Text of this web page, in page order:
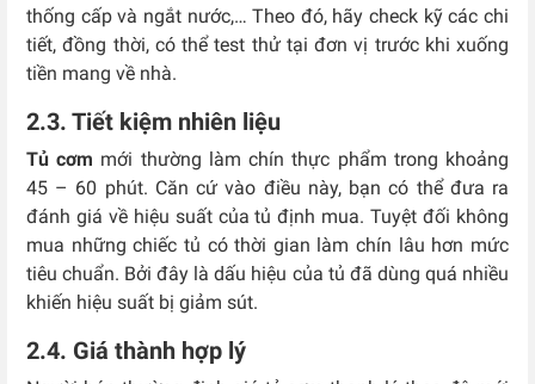
thống cấp và ngắt nước,… Theo đó, hãy check kỹ các chi
tiết, đồng thời, có thể test thử tại đơn vị trước khi xuống
tiền mang về nhà.
2.3. Tiết kiệm nhiên liệu
Tủ cơm mới thường làm chín thực phẩm trong khoảng
45 – 60 phút. Căn cứ vào điều này, bạn có thể đưa ra
đánh giá về hiệu suất của tủ định mua. Tuyệt đối không
mua những chiếc tủ có thời gian làm chín lâu hơn mức
tiêu chuẩn. Bởi đây là dấu hiệu của tủ đã dùng quá nhiều
khiến hiệu suất bị giảm sút.
2.4. Giá thành hợp lý